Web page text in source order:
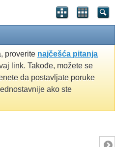
proverite najčešća pitanja
link. Takođe, možete se
da postavljate poruke
ako ste